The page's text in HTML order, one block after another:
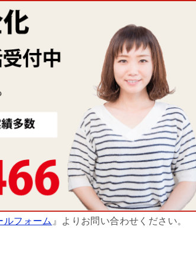
ルフォーム 』よりお問い合わせください。